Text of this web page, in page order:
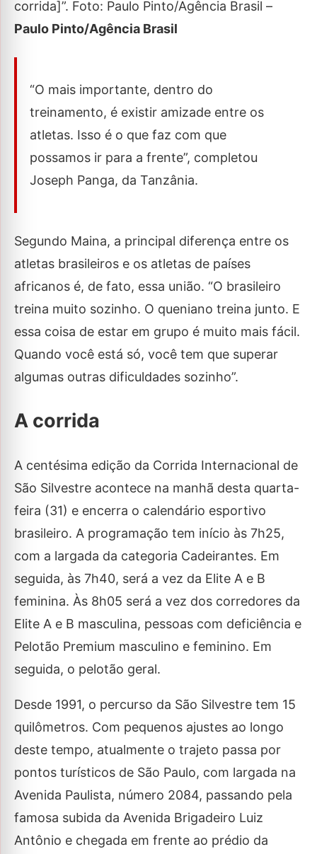
corrida]”. Foto: Paulo Pinto/Agência Brasil –
Paulo Pinto/Agência Brasil
“O mais importante, dentro do
treinamento, é existir amizade entre os
atletas. Isso é o que faz com que
possamos ir para a frente”, completou
Joseph Panga, da Tanzânia.
Segundo Maina, a principal diferença entre os
atletas brasileiros e os atletas de países
africanos é, de fato, essa união. “O brasileiro
treina muito sozinho. O queniano treina junto. E
essa coisa de estar em grupo é muito mais fácil.
Quando você está só, você tem que superar
algumas outras dificuldades sozinho”.
A corrida
A centésima edição da Corrida Internacional de
São Silvestre acontece na manhã desta quarta-
feira (31) e encerra o calendário esportivo
brasileiro. A programação tem início às 7h25,
com a largada da categoria Cadeirantes. Em
seguida, às 7h40, será a vez da Elite A e B
feminina. Às 8h05 será a vez dos corredores da
Elite A e B masculina, pessoas com deficiência e
Pelotão Premium masculino e feminino. Em
seguida, o pelotão geral.
Desde 1991, o percurso da São Silvestre tem 15
quilômetros. Com pequenos ajustes ao longo
deste tempo, atualmente o trajeto passa por
pontos turísticos de São Paulo, com largada na
Avenida Paulista, número 2084, passando pela
famosa subida da Avenida Brigadeiro Luiz
Antônio e chegada em frente ao prédio da